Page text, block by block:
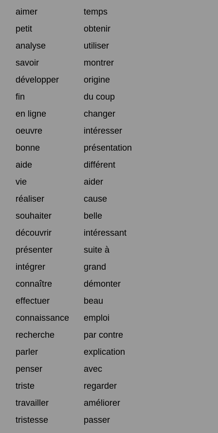
aimer
temps
petit
obtenir
analyse
utiliser
savoir
montrer
développer
origine
fin
du coup
en ligne
changer
oeuvre
intéresser
bonne
présentation
aide
différent
vie
aider
réaliser
cause
souhaiter
belle
découvrir
intéressant
présenter
suite à
intégrer
grand
connaître
démonter
effectuer
beau
connaissance
emploi
recherche
par contre
parler
explication
penser
avec
triste
regarder
travailler
améliorer
tristesse
passer